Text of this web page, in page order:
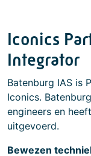
Iconics
Integrator
Batenburg IAS is
Iconics.
engineers en
uitgevoerd.
Bewezen